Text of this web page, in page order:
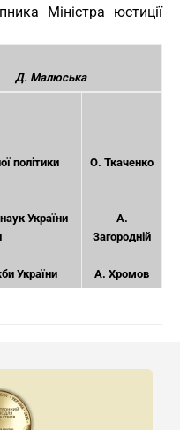
Міністра юстиції
Д. Малюська
політики
України
України
О. Ткаченко
А.
Загородній
А. Хромов